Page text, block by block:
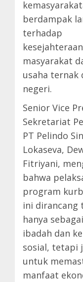
berdampak
terhadap
kesejahteraan
masyarakat
usaha ternak
negeri.
Senior Vice
Sekretariat
PT Pelindo
Lokaseva,
Fitriyani,
bahwa
program
ini dirancang
hanya
ibadah dan
sosial, tetapi
untuk
manfaat